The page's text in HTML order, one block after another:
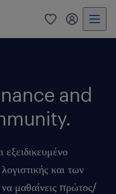
0 my
and
και των
μαθαίνεις πρώτος/